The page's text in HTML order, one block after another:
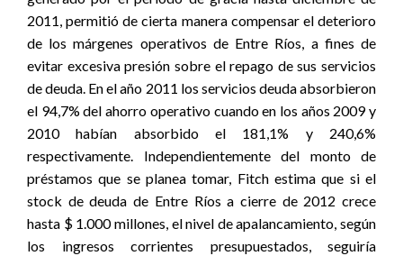
2011, permitió de cierta manera compensar el deterioro
de los márgenes operativos de Entre Ríos, a fines de
evitar excesiva presión sobre el repago de sus servicios
de deuda. En el año 2011 los servicios deuda absorbieron
el 94,7% del ahorro operativo cuando en los años 2009 y
2010 habían absorbido el 181,1% y 240,6%
respectivamente. Independientemente del monto de
préstamos que se planea tomar, Fitch estima que si el
stock de deuda de Entre Ríos a cierre de 2012 crece
hasta $ 1.000 millones, el nivel de apalancamiento, según
los ingresos corrientes presupuestados, seguiría